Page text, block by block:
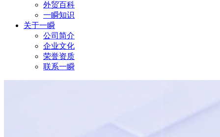
外贸百科
一瞬知识
关于一瞬
公司简介
企业文化
荣誉资质
联系一瞬